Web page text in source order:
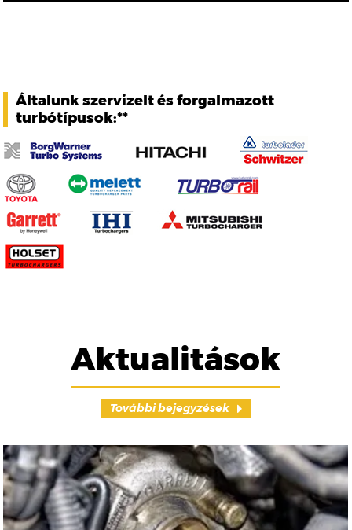
Általunk szervizelt és forgalmazott
turbótípusok:**
Aktualitások
További bejegyzések